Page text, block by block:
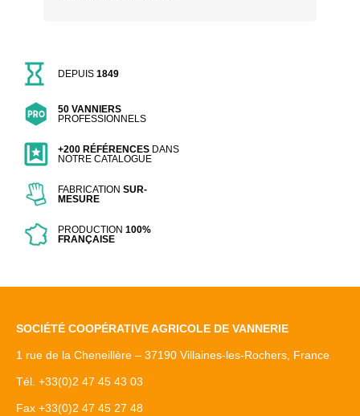
DEPUIS1849
50 VANNIERS
PROFESSIONNELS
+200 RÉFÉRENCES DANS
NOTRE CATALOGUE
FABRICATIONSUR-
MESURE
PRODUCTION100%
FRANÇAISE
SOCIÉTÉ COOPÉRATIVE AGRICOLE DE VANNERIE
1 rue de la Cheneillère – 37190 Villaines-les-Rochers, France
Tél. +33(0)2 47 45 43 03
Fax +33(0)2 47 45 27 48